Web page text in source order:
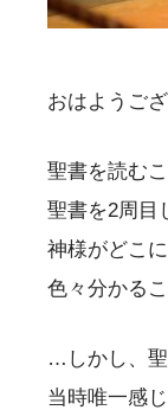
おはようご
聖書を読む
聖書を2周目
神様がどこ
色々分かる
…しかし、
当時唯一感